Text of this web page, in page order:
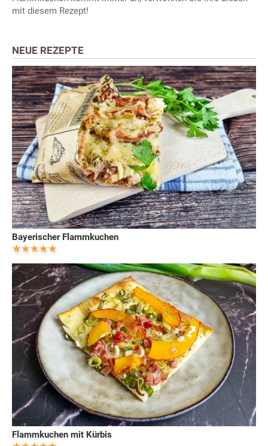
mit diesem Rezept!
NEUE REZEPTE
Bayerischer Flammkuchen
Flammkuchen mit Kürbis